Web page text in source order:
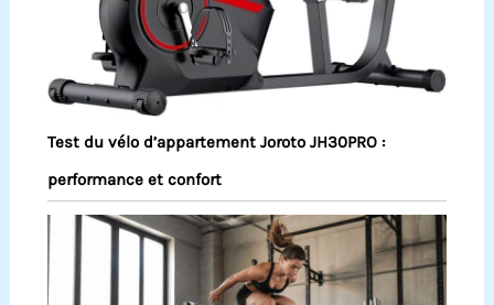
Test du vélo d’appartement Joroto JH30PRO :
performance et confort